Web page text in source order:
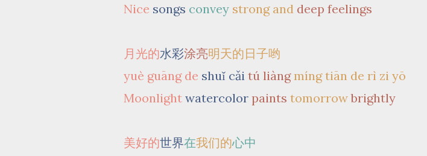
Nice songs convey strong and deep feelings
月光的水彩涂亮明天的日子哟
yuè guāng de shuǐ cǎi tú liàng míng tiān de rì zi yō
Moonlightwatercolor paints tomorrowbrightly
美好的世界在我们的心中